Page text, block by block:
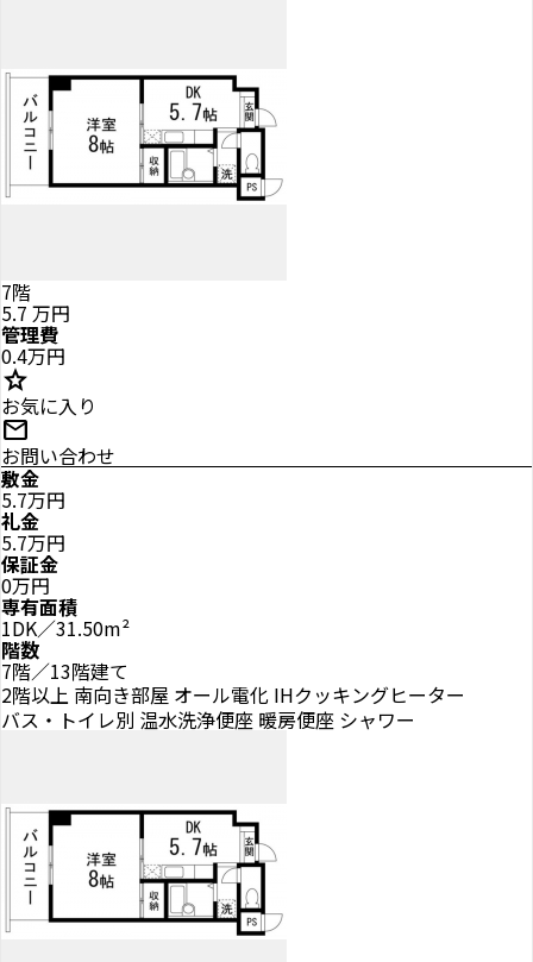
7階
5.7 万円
管理費
0.4万円
star
お気に入り
mail
お問い合わせ
敷金
5.7万円
礼金
5.7万円
保証金
0万円
専有面積
1DK／31.50m²
階数
7階／13階建て
2階以上 南向き部屋 オール電化 IHクッキングヒーター
バス・トイレ別 温水洗浄便座 暖房便座 シャワー